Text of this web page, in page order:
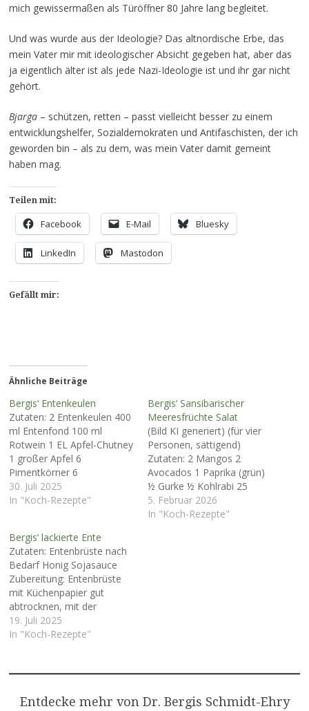
mich gewissermaßen als Türöffner 80 Jahre lang begleitet.
Und was wurde aus der Ideologie? Das altnordische Erbe, das
mein Vater mir mit ideologischer Absicht gegeben hat, aber das
ja eigentlich älter ist als jede Nazi-Ideologie ist und ihr gar nicht
gehört.
Bjarga– schützen, retten – passt vielleicht besser zu einem
entwicklungshelfer, Sozialdemokraten und Antifaschisten, der ich
geworden bin – als zu dem, was mein Vater damit gemeint
haben mag.
Teilen mit:
Facebook E-Mail Bluesky
LinkedIn Mastodon
Gefällt mir:
Ähnliche Beiträge
Bergis‘ Entenkeulen
Zutaten: 2 Entenkeulen 400
ml Entenfond 100 ml
Rotwein 1 EL Apfel-Chutney
1 großer Apfel 6
Pimentkörner 6
Wachholderbeeren 1
Lorbeerblatt Salz und
und von beiden Seiten
salzen und pfeffern und von
beiden Seiten kurz, aber
kräftig anbraten. Den Apfel
schälen und in kleine Stücke
schneiden.…
30. Juli 2025
In "Koch-Rezepte"
Bergis‘ Sansibarischer
Meeresfrüchte Salat
(Bild KI generiert) (für vier
Personen, sättigend)
Zutaten: 2 Mangos 2
Avocados 1 Paprika (grün)
½ Gurke ½ Kohlrabi 25
Blätter Basilikum 300 g
Sepia 300 g Baby-
5. Februar 2026
In "Koch-Rezepte"
Bergis‘ lackierte Ente
Zutaten: Entenbrüste nach
Bedarf Honig Sojasauce
Zubereitung: Entenbrüste
mit Küchenpapier gut
abtrocknen, mit der
Fleischseite auf den
Backofengrill (mit
Teilen mischen und damit
Entenbrüste mehrfach
19. Juli 2025
In "Koch-Rezepte"
Entdecke mehr von Dr. Bergis Schmidt-Ehry